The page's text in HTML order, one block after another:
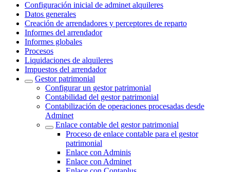
Configuración inicial de adminet alquileres
Datos generales
Creación de arrendadores y perceptores de reparto
Informes del arrendador
Informes globales
Procesos
Liquidaciones de alquileres
Impuestos del arrendador
Gestor patrimonial
Configurar un gestor patrimonial
Contabilidad del gestor patrimonial
Contabilización de operaciones procesadas desde
Adminet
Enlace contable del gestor patrimonial
Proceso de enlace contable para el gestor
patrimonial
Enlace con Adminis
Enlace con Adminet